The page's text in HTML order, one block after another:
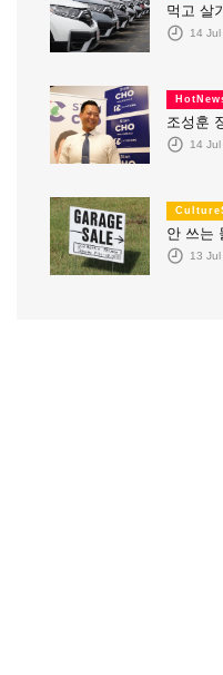
먹고 살
14
조성훈
14
안 쓰는
13